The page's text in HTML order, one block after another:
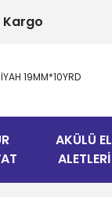
Kargo
AKÜLÜ EL
ALETLERİ